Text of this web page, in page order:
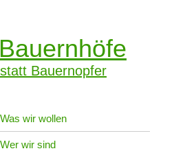
statt Bauernopfer
Was wir wollen
Wer wir sind